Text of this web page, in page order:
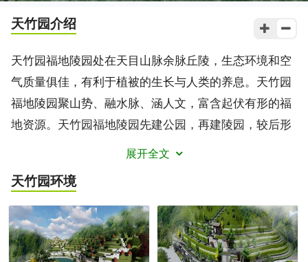
天竹园介绍
天竹园福地陵园处在天目山脉余脉丘陵，生态环境和空
气质量俱佳，有利于植被的生长与人类的养息。天竹园
福地陵园聚山势、融水脉、涵人文，富含起伏有形的福
地资源。天竹园福地陵园先建公园，再建陵园，较后形
成公园式生态陵园。墓碑小型化、多样化、艺术化。规
陵园文化趋向阳光美丽、生态环保、温情惬意。
展开全文
天竹园环境